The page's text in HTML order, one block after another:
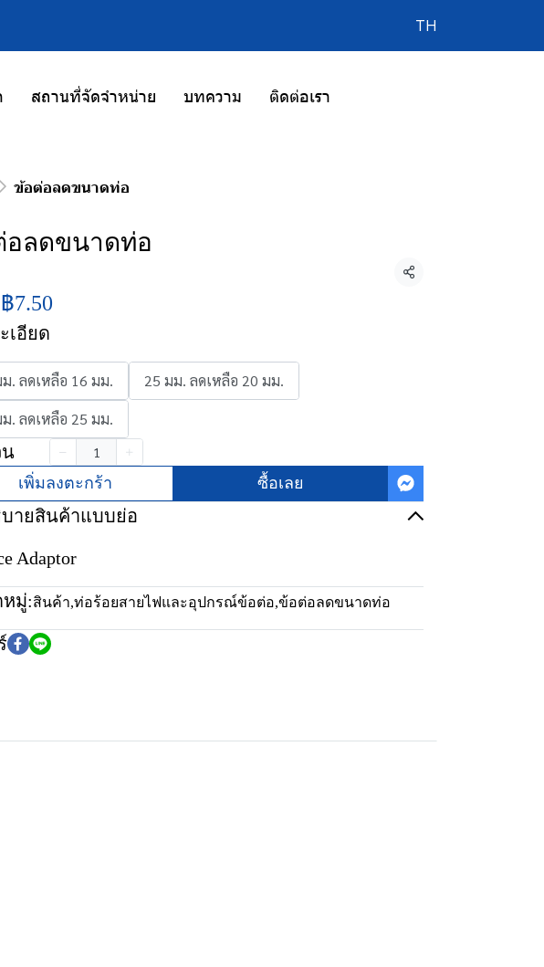
TH
สถานที่จัดจำหน่าย บทความ ติดต่อเรา
ข้อต่อลดขนาดท่อ
อลดขนาดท่อ
แชร์
฿7.50
เอียด
. ลดเหลือ 16 มม.
25 มม. ลดเหลือ 20 มม.
. ลดเหลือ 25 มม.
น
เพิ่มลงตะกร้า ซื้อเลย
ายสินค้าแบบย่อ
Adaptor
มู่:สินค้า,ท่อร้อยสายไฟและอุปกรณ์ข้อต่อ,ข้อต่อลดขนาดท่อ